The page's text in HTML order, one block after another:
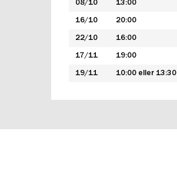
08/10 13:00
16/10 20:00
22/10 16:00
17/11 19:00
19/11 10:00 eller 13:30